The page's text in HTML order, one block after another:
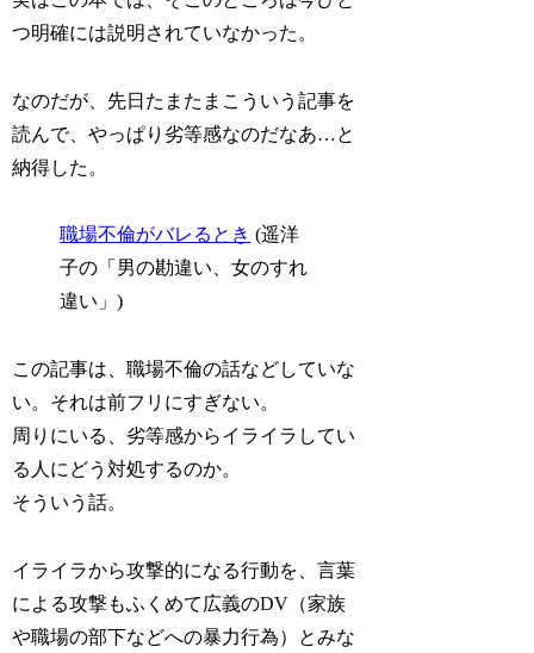
つ明確には説明されていなかった。
なのだが、先日たまたまこういう記事を
読んで、やっぱり劣等感なのだなあ…と
納得した。
職場不倫がバレるとき (遥洋
子の「男の勘違い、女のすれ
違い」)
この記事は、職場不倫の話などしていな
い。それは前フリにすぎない。
周りにいる、劣等感からイライラしてい
る人にどう対処するのか。
そういう話。
イライラから攻撃的になる行動を、言葉
による攻撃もふくめて広義のDV（家族
や職場の部下などへの暴力行為）とみな